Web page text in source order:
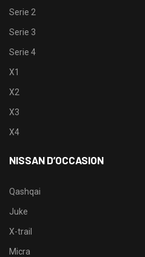
Serie 2
Serie 3
Serie 4
X1
X2
X3
X4
NISSAN D’OCCASION
Qashqai
Juke
X-trail
Micra